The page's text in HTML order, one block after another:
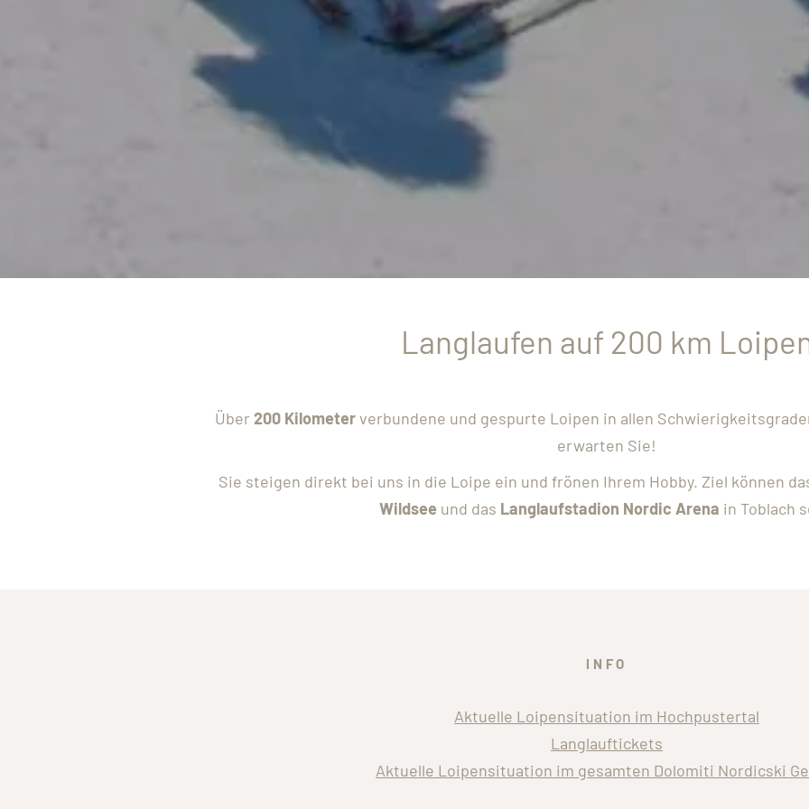
Langlaufen auf 200 km
Über 200 Kilometerverbundene und gespurte Loipen in allen
erwarten Sie!
Sie steigen direkt bei uns in die Loipe ein und frönen Ihrem Hobby. Ziel können
Wildsee und das Langlaufstadion Nordic Arena in Toblach
INFO
Aktuelle Loipensituation im Hochpustertal
Langlauftickets
Aktuelle Loipensituation im gesamten Dolomiti Nordicski